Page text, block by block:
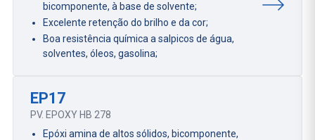
bicomponente, à base de solvente;
Excelente retenção do brilho e da cor;
Boa resistência química a salpicos de água,
solventes, óleos, gasolina;
EP17
PV. EPOXY HB 278
Epóxi amina de altos sólidos, bicomponente,